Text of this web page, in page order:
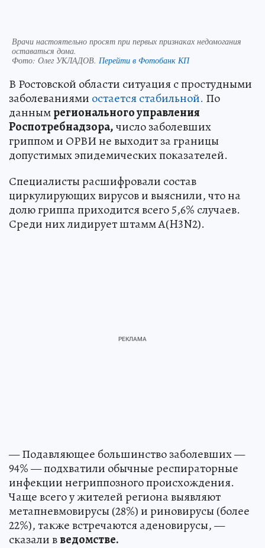
Врачи настоятельно просят при первых признаках недомогания
оставаться дома.
Фото: Олег УКЛАДОВ. Перейти в Фотобанк КП
В Ростовской области ситуация с простудными
заболеваниями остается стабильной. По
даннымрегионального управления
Роспотребнадзора,число заболевших
гриппом и ОРВИ не выходит за границы
допустимых эпидемических показателей.
Специалисты расшифровали состав
циркулирующих вирусов и выяснили, что на
долю гриппа приходится всего 5,6% случаев.
Среди них лидирует штамм A(H3N2).
— Подавляющее большинство заболевших —
94% — подхватили обычные респираторные
инфекции негриппозного происхождения.
Чаще всего у жителей региона выявляют
метапневмовирусы (28%) и риновирусы (более
22%), также встречаются аденовирусы, —
сказали введомстве.